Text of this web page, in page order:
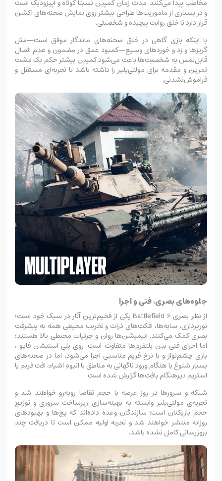
مخاطب پیدا می‌کنند. مدت زمان کمپین نسبتاً کوتاه و اپیزودیک است
و در بسیاری از ماموریت‌ها طراحی بیشتر روی نمایش صحنه‌های اکشن
قرار دارد تا خلق روایت پیچیده و شخصیتی.
با اینکه بازی گاهی در خلق صحنه‌های ماندگار موفق است—مثل
گریزها و زد و خوردهای وسیع—کمبود عمق در مضمون و عدم اتصال
قابل‌لمس به شخصیت‌ها باعث می‌شود کمپین بیشتر حکم یک مشت
تمرین و مقدمه برای مولتی‌پلیر را داشته باشد تا تجربه‌ای مستقل و
فراموش‌نشدنی.
جلوه‌های بصری، فنی و اجرا
از نظر بصری Battlefield 6 یکی از فخیم‌ترین آثار در سبک خود است؛
نورپردازی، سایه‌ها، افکت‌های ذرات و تخریب محیطی همه به پیشرفت
بصری کمک می‌کنند. انیمیشن‌ها روان و جزئیات محیطی بالا هستند؛
اما اجرای فنی بین پلتفرم‌ها متفاوت است. روی پلی استیشن فایو ،
بازی چشم‌نواز و با نرخ فریم مناسبی اجرا می‌شود، اما در صحنه‌های
بسیار شلوغ یا هنگام ورود ناگهانی به مناطق با انبوهِ اشیاء، افت فریم یا
استریم دیرهنگام بافت‌ها گزارش شده است.
شبکه و سرورها در روز عرضه با حجم تقاضا روبه‌رو خواهند شد و
تجربه‌ی مولتی‌پلیر وابسته به بهینه‌سازی زیرساخت سروری و توزیع
حجم بازیکنان است؛ سازندگان وعده داده‌اند که پچ‌ها و بهبودهای
روزانه منتشر خواهند شد و تجربه اولیه ممکن است تا دریافت چند
بروزرسانی کامل نشده باشد.